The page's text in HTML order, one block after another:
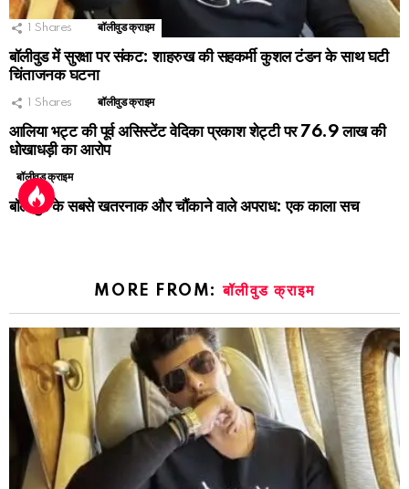
1 Shares बॉलीवुड क्राइम
बॉलीवुड में सुरक्षा पर संकट: शाहरुख की सहकर्मी कुशल टंडन के साथ घटी
चिंताजनक घटना
1 Shares बॉलीवुड क्राइम
आलिया भट्ट की पूर्व असिस्टेंट वेदिका प्रकाश शेट्टी पर 76.9 लाख की
धोखाधड़ी का आरोप
बॉलीवुड क्राइम
बॉलीवुड के सबसे खतरनाक और चौंकाने वाले अपराध: एक काला सच
MORE FROM:बॉलीवुड क्राइम